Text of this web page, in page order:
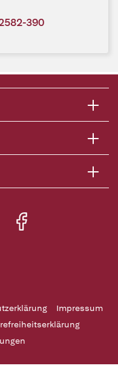
390
Impressum